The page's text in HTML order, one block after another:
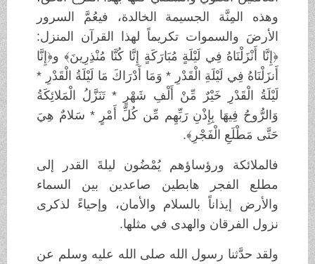
وهذه المِنَّة الجسيمة الخالدة، فيعُمَّ السرور
الأرضَ والسموات تكريماً لهذا القرآن المنزل:
﴿إِنَّا أَنْزَلْنَاهُ فِي لَيْلَةٍ مُبَارَكَةٍ إِنَّا كُنَّا مُنْذِرِينَ﴾ و﴿إِنَّا
أَنزَلْنَاهُ فِي لَيْلَةِ الْقَدْرِ * وَمَا أَدْرَاكَ مَا لَيْلَةُ الْقَدْرِ *
لَيْلَةُ الْقَدْرِ خَيْرٌ مِّنْ أَلْفِ شَهْرٍ * تَنَزَّلُ الْمَلائِكَةُ
وَالرُّوحُ فِيهَا بِإِذْنِ رَبِّهِم مِّن كُلِّ أَمْرٍ * سَلامٌ هِيَ
حَتَّى مَطْلَعِ الْفَجْرِ﴾.
فالملائكة ورؤساؤهم يُمْضُون ليلةَ القدر إلى
مطلع الفجر هابطين صاعدين بين السماء
والأرض إيذاناً بالسلام والأمان، وإحياءً لذكرى
نزول الفرقان والهدى في مثلها.
ولقد حدَّثنا رسول الله صلى الله عليه وسلم عن